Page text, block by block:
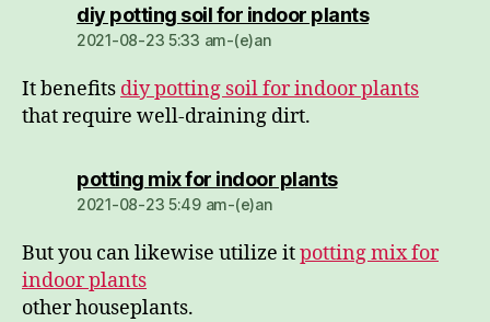
diy potting soil for indoor plantsdio:
2021-08-23 5:33 am-(e)an
It benefits diy potting soil for indoor plants
that require well-draining dirt.
potting mix for indoor plantsdio:
2021-08-23 5:49 am-(e)an
But you can likewise utilize itpotting mix for
indoor plants
other houseplants.